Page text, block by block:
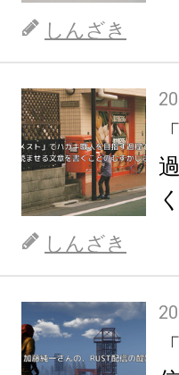
しんざき
しんざき